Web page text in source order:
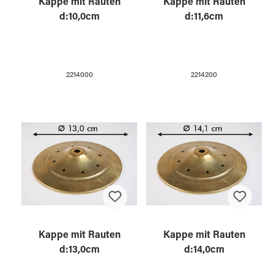
Kappe mit Rauten
d:10,0cm
2214000
Kappe mit Rauten
d:11,6cm
2214200
Kappe mit Rauten
d:13,0cm
Kappe mit Rauten
d:14,0cm